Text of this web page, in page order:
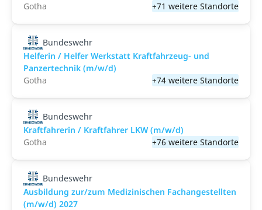
Gotha
+71 weitere Standorte
Bundeswehr
Helferin / Helfer Werkstatt Kraftfahrzeug- und
Panzertechnik (m/w/d)
Gotha
+74 weitere Standorte
Bundeswehr
Kraftfahrerin / Kraftfahrer LKW (m/w/d)
Gotha
+76 weitere Standorte
Bundeswehr
Ausbildung zur/zum Medizinischen Fachangestellten
(m/w/d) 2027